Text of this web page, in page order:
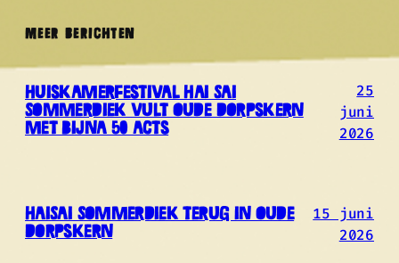
MEER BERICHTEN
Huiskamerfestival Hai Sai
Sommerdiek vult oude dorpskern
met bijna 50 acts
25
juni
2026
HaiSai Sommerdiek terug in oude
dorpskern
15 juni
2026